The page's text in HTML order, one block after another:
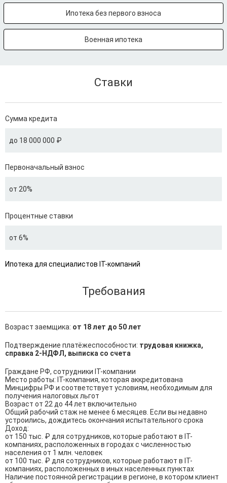
Ипотека без первого взноса
Военная ипотека
Ставки
Сумма кредита
до 18 000 000 ₽
Первоначальный взнос
от 20%
Процентные ставки
от 6%
Ипотека для специалистов IT-компаний
Требования
Возраст заемщика: от 18 лет до 50 лет
Подтверждение платёжеспособности: трудовая книжка,
справка 2-НДФЛ, выписка со счета
Граждане РФ, сотрудники IT-компании
Место работы: IT-компания, которая аккредитована
Минцифры РФ и соответствует условиям, необходимым для
получения налоговых льгот
Возраст от 22 до 44 лет включительно
Общий рабочий стаж не менее 6 месяцев. Если вы недавно
устроились, дождитесь окончания испытательного срока
Доход:
от 150 тыс. ₽ для сотрудников, которые работают в IT-
компаниях, расположенных в городах с численностью
населения от 1 млн. человек
от 100 тыс. ₽ для сотрудников, которые работают в IT-
компаниях, расположенных в иных населенных пунктах
Наличие постоянной регистрации в регионе, в котором клиент